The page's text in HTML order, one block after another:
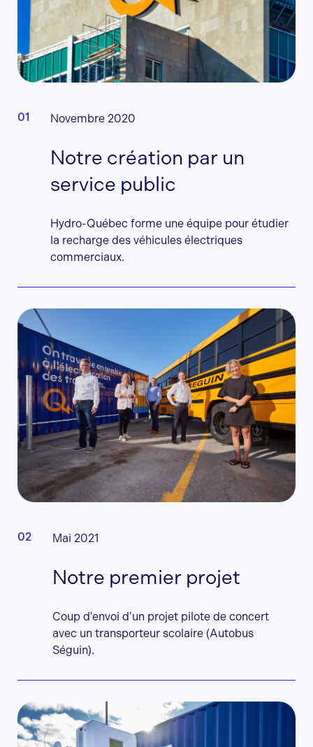
Novembre 2020
Notre création par un
service public
Hydro-Québec forme une équipe pour étudier
la recharge des véhicules électriques
commerciaux.
Mai 2021
Notre premier projet
Coup d'envoi d’un projet pilote de concert
avec un transporteur scolaire (Autobus
Séguin).